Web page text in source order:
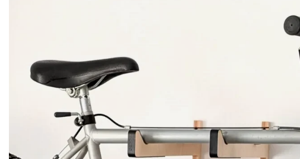
Afegir a la cistella
Medalla commemorativa Gaudí
Motxilla Stivibags Airmax II